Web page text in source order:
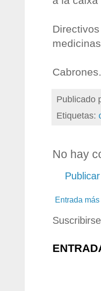
Cabrones.
Publicado
Etiquetas:
No hay
Entrada